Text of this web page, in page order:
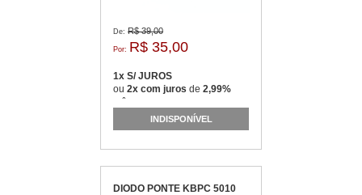
De: R$ 39,00
Por: R$ 35,00
1x S/ JUROS
ou 2x com juros de 2,99%
mês
INDISPONÍVEL
DIODO PONTE KBPC 5010